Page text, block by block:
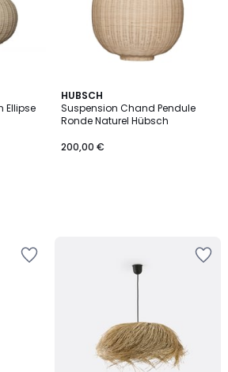
Suspension rotin design Ellipse
HUBSCH
Suspension Chand Pendule
Ronde Naturel Hübsch
200,00 €